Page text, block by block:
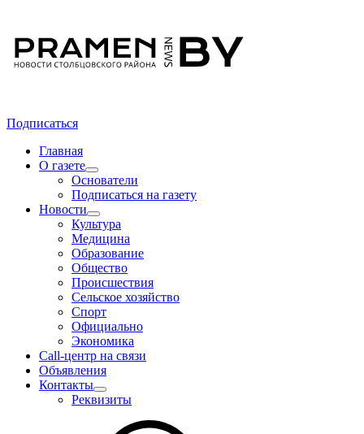
Подписаться
Главная
О газете
Основатели
Подписаться на газету
Новости
Культура
Медицина
Образование
Общество
Происшествия
Сельское хозяйство
Спорт
Официально
Экономика
Call-центр на связи
Объявления
Контакты
Реквизиты